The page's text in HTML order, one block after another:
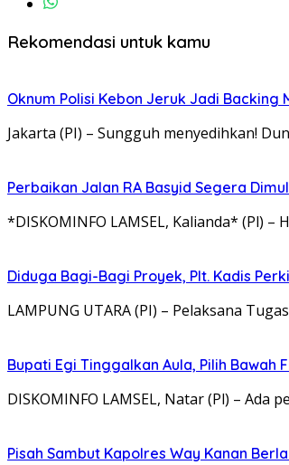
Rekomendasi untuk kamu
Oknum Polisi Kebon Jeruk Jadi
Jakarta (PI) – Sungguh menyedihkan!
Perbaikan Jalan RA Basyid Segera
*DISKOMINFO LAMSEL, Kalianda* (Pl) –
Diduga Bagi-Bagi Proyek, Plt. Kadis
LAMPUNG UTARA (PI) – Pelaksana
Bupati Egi Tinggalkan Aula, Pilih Bawah
DISKOMINFO LAMSEL, Natar (Pl) –
Pisah Sambut Kapolres Way Kanan